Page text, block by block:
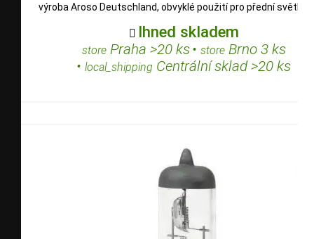
výroba Aroso Deutschland, obvyklé použití pro přední
 Ihned skladem
storePraha >20 ks• storeBrno 3 ks
• local_shipping Centrální sklad >20 ks